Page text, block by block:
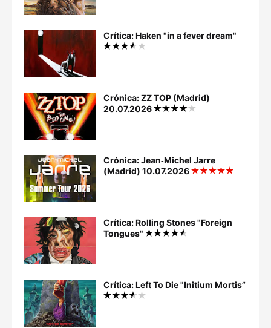
Crítica: Haken "in a fever dream"
Crónica: ZZ TOP (Madrid)
20.07.2026
Crónica: Jean‐Michel Jarre
(Madrid) 10.07.2026
Crítica: Rolling Stones "Foreign
Tongues"
Crítica: Left To Die "Initium Mortis”